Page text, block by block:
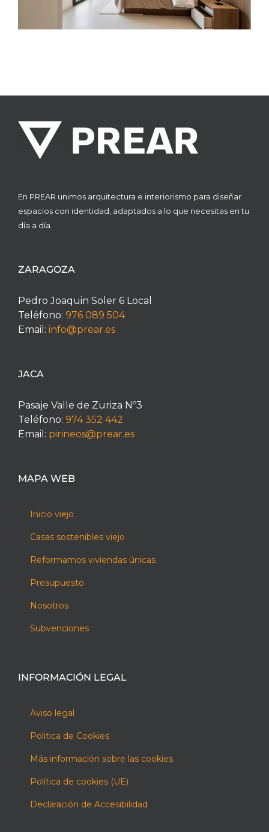
En PREAR unimos arquitectura e interiorismo para diseñar
espacios con identidad, adaptados a lo que necesitas en tu
día a día.
ZARAGOZA
Pedro Joaquin Soler 6 Local
Teléfono: 976 089 504
Email: info@prear.es
JACA
Pasaje Valle de Zuriza Nº3
Teléfono: 974 352 442
Email: pirineos@prear.es
MAPA WEB
Inicio viejo
Casas sostenibles viejo
Reformamos viviendas únicas
Presupuesto
Nosotros
Subvenciones
INFORMACIÓN LEGAL
Aviso legal
Politica de Cookies
Más información sobre las cookies
Política de cookies (UE)
Declaración de Accesibilidad